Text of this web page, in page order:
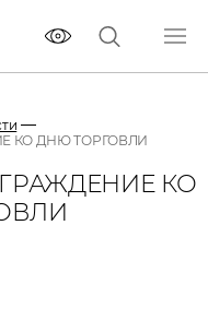
КО ДНЮ ТОРГОВЛИ
КО